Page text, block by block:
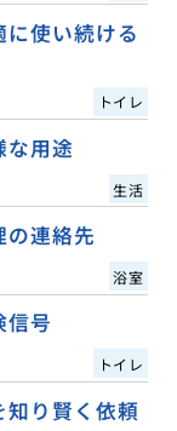
使い続ける
トイレ
な用途
生活
の連絡先
浴室
信号
トイレ
知り賢く依頼